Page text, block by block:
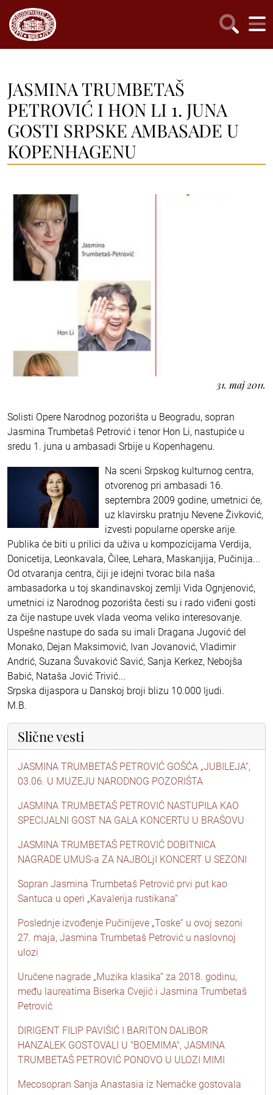
JASMINA TRUMBETAŠ
PETROVIĆ I HON LI 1. JUNA
GOSTI SRPSKE AMBASADE U
KOPENHAGENU
31. maj 2011.
Solisti Opere Narodnog pozorišta u Beogradu, sopran
Jasmina Trumbetaš Petrović i tenor Hon Li, nastupiće u
sredu 1. juna u ambasadi Srbije u Kopenhagenu.
Na sceni Srpskog kulturnog centra,
otvorenog pri ambasadi 16.
septembra 2009 godine, umetnici će,
uz klavirsku pratnju Nevene Živković,
izvesti popularne operske arije.
Publika će biti u prilici da uživa u kompozicijama Verdija,
Donicetija, Leonkavala, Čilee, Lehara, Maskanjija, Pučinija...
Od otvaranja centra, čiji je idejni tvorac bila naša
ambasadorka u toj skandinavskoj zemlji Vida Ognjenović,
umetnici iz Narodnog pozorišta česti su i rado viđeni gosti
za čije nastupe uvek vlada veoma veliko interesovanje.
Uspešne nastupe do sada su imali Dragana Jugović del
Monako, Dejan Maksimović, Ivan Jovanović, Vladimir
Andrić, Suzana Šuvaković Savić, Sanja Kerkez, Nebojša
Babić, Nataša Jović Trivić...
Srpska dijaspora u Danskoj broji blizu 10.000 ljudi.
M.B.
Slične vesti
JASMINA TRUMBETAŠ PETROVIĆ GOŠĆA „JUBILEJA“,
03.06. U MUZEJU NARODNOG POZORIŠTA
JASMINA TRUMBETAŠ PETROVIĆ NASTUPILA KAO
SPECIJALNI GOST NA GALA KONCERTU U BRAŠOVU
JASMINA TRUMBETAŠ PETROVIĆ DOBITNICA
NAGRADE UMUS-a ZA NAJBOLjI KONCERT U SEZONI
Sopran Jasmina Trumbetaš Petrović prvi put kao
Santuca u operi „Kavalerija rustikana“
Poslednje izvođenje Pučinijeve „Toske“ u ovoj sezoni
27. maja, Jasmina Trumbetaš Petrović u naslovnoj
ulozi
Uručene nagrade „Muzika klasika“ za 2018. godinu,
među laureatima Biserka Cvejić i Jasmina Trumbetaš
Petrović
DIRIGENT FILIP PAVIŠIĆ I BARITON DALIBOR
HANZALEK GOSTOVALI U "BOEMIMA", JASMINA
TRUMBETAŠ PETROVIĆ PONOVO U ULOZI MIMI
Mecosopran Sanja Anastasia iz Nemačke gostovala